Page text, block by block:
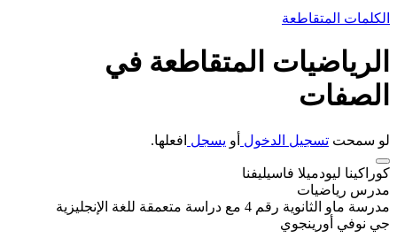
الكلمات المتقاطعة
الرياضيات المتقاطعة في
الصفات
لو سمحت تسجيل الدخول أو يسجل افعلها.
كوراكينا ليودميلا فاسيليفنا
مدرس رياضيات
مدرسة ماو الثانوية رقم 4 مع دراسة متعمقة للغة الإنجليزية
جي نوفي أورينجوي